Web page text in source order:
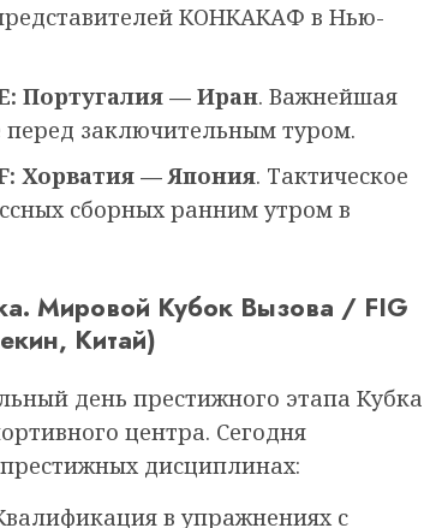
КОНКАКАФ в Нью-
Португалия — Иран. Важнейшая
перед заключительным туром.
Хорватия — Япония. Тактическое
сборных ранним утром в
Мировой Кубок Вызова / FIG
Китай)
день престижного этапа Кубка
центра. Сегодня
дисциплинах:
в упражнениях с